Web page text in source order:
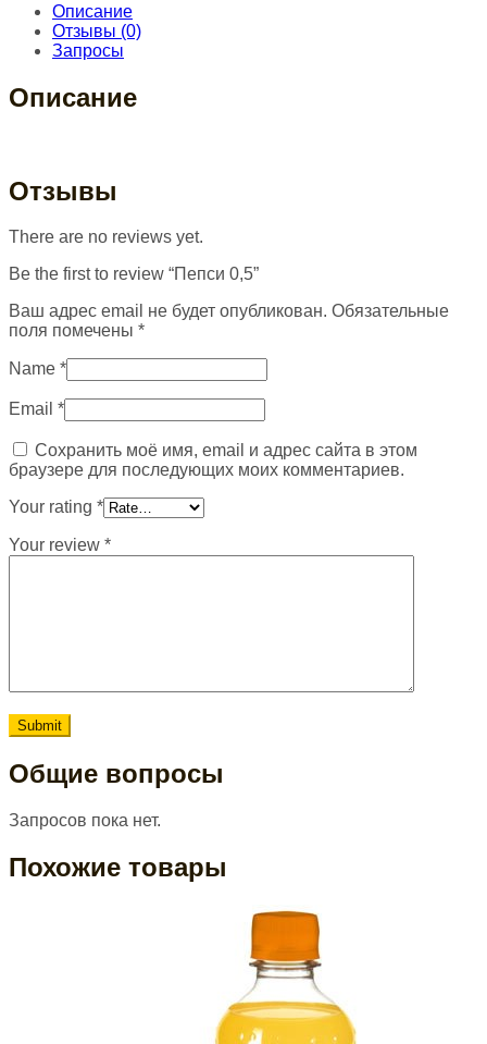
Описание
Отзывы (0)
Запросы
Описание
Отзывы
There are no reviews yet.
Be the first to review “Пепси 0,5”
Ваш адрес email не будет опубликован. Обязательные
поля помечены *
Name *
Email *
Сохранить моё имя, email и адрес сайта в этом
браузере для последующих моих комментариев.
Your rating *
Your review *
Общие вопросы
Запросов пока нет.
Похожие товары